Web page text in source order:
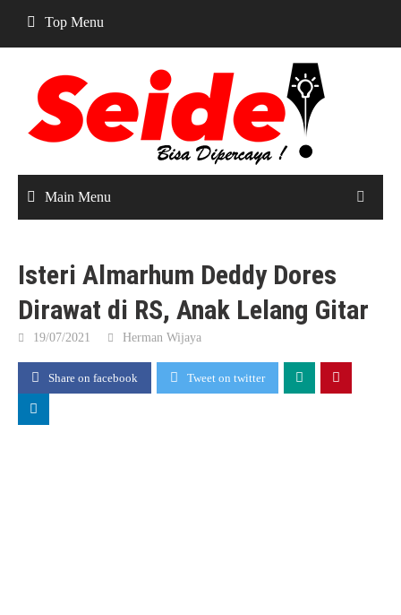
content
Top Menu
Main Menu
Isteri Almarhum Deddy Dores
Dirawat di RS, Anak Lelang Gitar
19/07/2021 Herman Wijaya
Share on facebook Tweet on twitter